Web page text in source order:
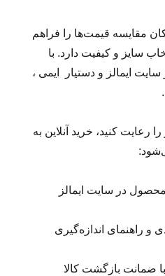
مقایسه قیمت‌ها را فراهم
سایز و کیفیت دارد. با
ایمالز و دستیار ایمی ،
رعایت کنید، خرید آنلاین به
در سایت ایمالز
و راهنمای اندازه‌گیری
ضمانت بازگشت کالا